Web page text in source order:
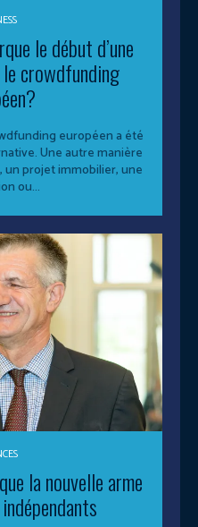
le début d’une
crowdfunding
européen a été
Une autre manière
projet immobilier, une
ou...
la nouvelle arme